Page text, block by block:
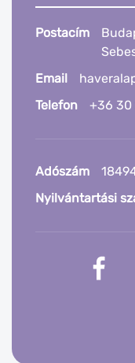
Postacím
Email
Telefon
+36 30
Adószám
Nyilvántartási